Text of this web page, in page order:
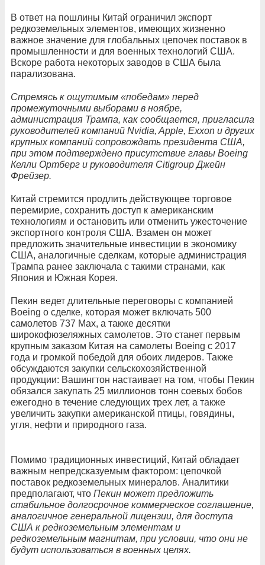
В ответ на пошлины Китай ограничил экспорт
редкоземельных элементов, имеющих жизненно
важное значение для глобальных цепочек поставок в
промышленности и для военных технологий США.
Вскоре работа некоторых заводов в США была
парализована.
Стремясь к ощутимым «победам» перед
промежуточными выборами в ноябре,
администрация Трампа, как сообщается, пригласила
руководителей компаний Nvidia, Apple, Exxon и других
крупных компаний сопровождать президента США,
при этом подтверждено присутствие главы Boeing
Келли Ортберг и руководителя Citigroup Джейн
Фрейзер.
Китай стремится продлить действующее торговое
перемирие, сохранить доступ к американским
технологиям и остановить или отменить ужесточение
экспортного контроля США. Взамен он может
предложить значительные инвестиции в экономику
США, аналогичные сделкам, которые администрация
Трампа ранее заключала с такими странами, как
Япония и Южная Корея.
Пекин ведет длительные переговоры с компанией
Boeing о сделке, которая может включать 500
самолетов 737 Max, а также десятки
широкофюзеляжных самолетов. Это станет первым
крупным заказом Китая на самолеты Boeing с 2017
года и громкой победой для обоих лидеров. Также
обсуждаются закупки сельскохозяйственной
продукции: Вашингтон настаивает на том, чтобы Пекин
обязался закупать 25 миллионов тонн соевых бобов
ежегодно в течение следующих трех лет, а также
увеличить закупки американской птицы, говядины,
угля, нефти и природного газа.
Помимо традиционных инвестиций, Китай обладает
важным непредсказуемым фактором: цепочкой
поставок редкоземельных минералов. Аналитики
предполагают, что Пекин может предложить
стабильное долгосрочное коммерческое соглашение,
аналогичное генеральной лицензии, для доступа
США к редкоземельным элементам и
редкоземельным магнитам, при условии, что они не
будут использоваться в военных целях.